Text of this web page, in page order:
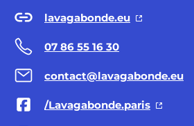
lavagabonde.eu
07 86 55 16 30
contact@lavagabonde.eu
/Lavagabonde.paris